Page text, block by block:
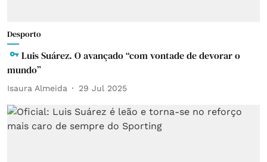
Desporto
Luis Suárez. O avançado “com vontade de devorar o
mundo”
Isaura Almeida 29 Jul 2025